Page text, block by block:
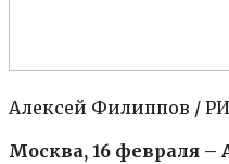
Алексей Филиппов /
Москва, 16 февраля